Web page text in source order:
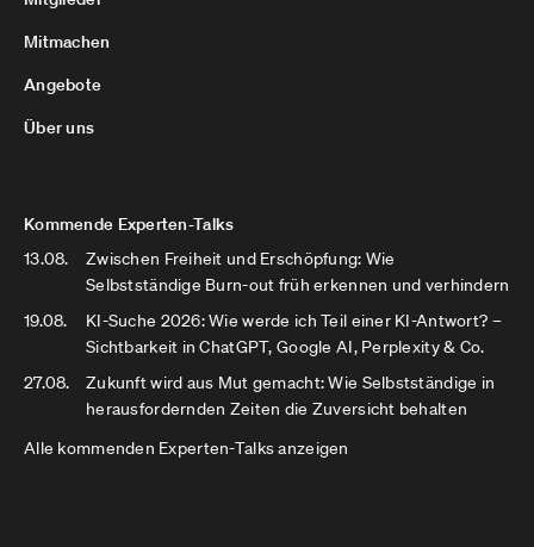
Mitmachen
Angebote
Über uns
Kommende Experten-Talks
13.08.
Zwischen Freiheit und Erschöpfung: Wie
Selbstständige Burn-out früh erkennen und verhindern
19.08.
KI-Suche 2026: Wie werde ich Teil einer KI-Antwort? –
Sichtbarkeit in ChatGPT, Google AI, Perplexity & Co.
27.08.
Zukunft wird aus Mut gemacht: Wie Selbstständige in
herausfordernden Zeiten die Zuversicht behalten
Alle kommenden Experten-Talks anzeigen